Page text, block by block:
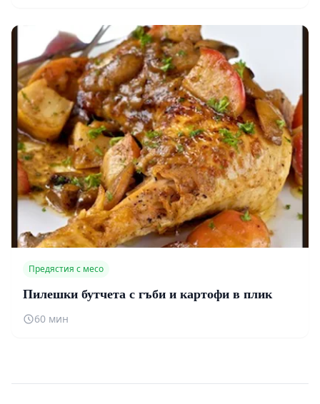
Предястия с месо
Пилешки бутчета с гъби и картофи в плик
60 мин